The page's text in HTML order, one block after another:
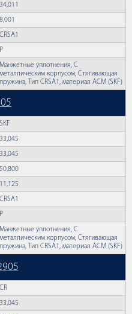
34,011
8,001
CRSA1
P
Манжетные уплотнения, С
металлическим корпусом, Стягивающая
пружина, Тип CRSA1, материал ACM (SKF)
SKF
33,045
33,045
50,800
11,125
CRSA1
P
Манжетные уплотнения, С
металлическим корпусом, Стягивающая
пружина, Тип CRSA1, материал ACM (SKF)
CR
33,045